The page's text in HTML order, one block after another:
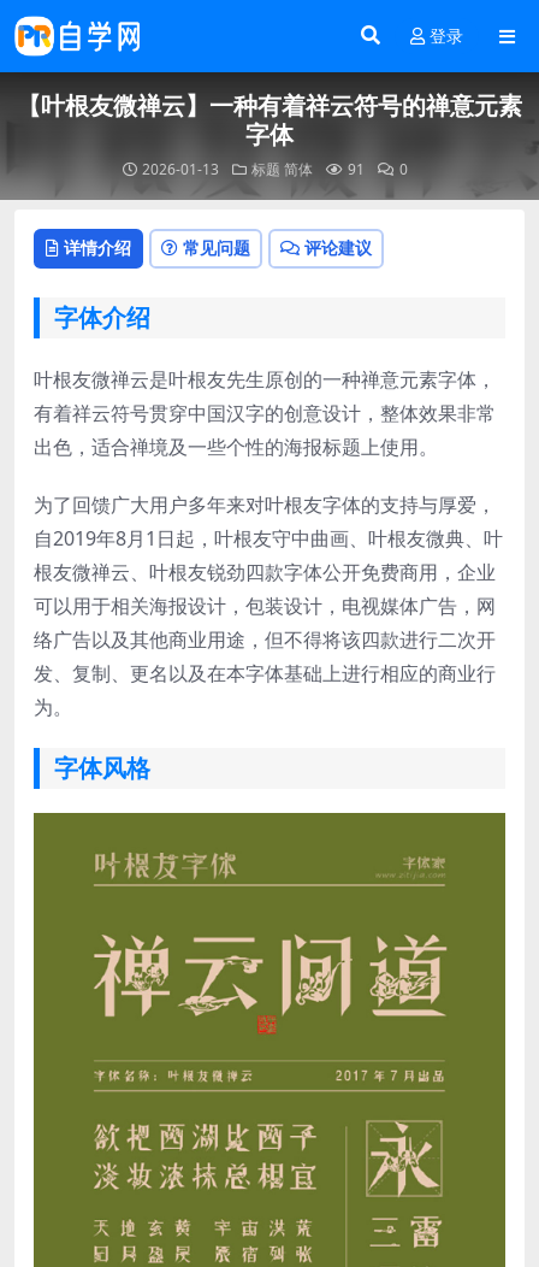
登录
【叶根友微禅云】一种有着祥云符号的禅意元素
字体
2026-01-13 标题 简体 91 0
详情介绍 常见问题 评论建议
字体介绍
叶根友微禅云是叶根友先生原创的一种禅意元素字体，
有着祥云符号贯穿中国汉字的创意设计，整体效果非常
出色，适合禅境及一些个性的海报标题上使用。
为了回馈广大用户多年来对叶根友字体的支持与厚爱，
自2019年8月1日起，叶根友守中曲画、叶根友微典、叶
根友微禅云、叶根友锐劲四款字体公开免费商用，企业
可以用于相关海报设计，包装设计，电视媒体广告，网
络广告以及其他商业用途，但不得将该四款进行二次开
发、复制、更名以及在本字体基础上进行相应的商业行
为。
字体风格